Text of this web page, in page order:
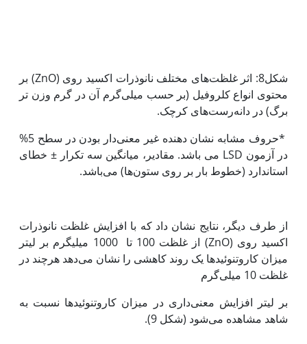
شکل8: اثر غلظت‌های مختلف نانوذرات اکسید روی (ZnO) بر
محتوی انواع کلروفیل (بر حسب میلی‌گرم آن در گرم وزن تر
برگ) در دانه‌رست‌های کرچک.
*حروف مشابه نشان دهنده غیر معنی‌دار بودن در سطح 5%
در آزمون LSD می باشد. مقادیر، میانگین سه تکرار ± خطای
استاندارد (خطوط بار بر روی ستون‌ها) می‌باشد.
از طرف دیگر، نتایج نشان داد که با افزایش غلظت نانوذرات
اکسید روی (ZnO) از غلظت 100 تا 1000 میلی‫گرم بر لیتر
میزان کاروتنوئیدها یک روند کاهشی را نشان می‌دهد هرچند در
غلظت 10 میلی‌گرم
بر لیتر افزایش معنی‌داری در میزان کاروتنوئیدها نسبت به
شاهد مشاهده می‌شود (شکل 9).